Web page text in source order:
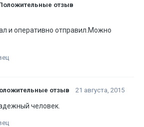
отзыв
и оперативно отправил.Можно
отзыв 21 августа, 2015
человек.